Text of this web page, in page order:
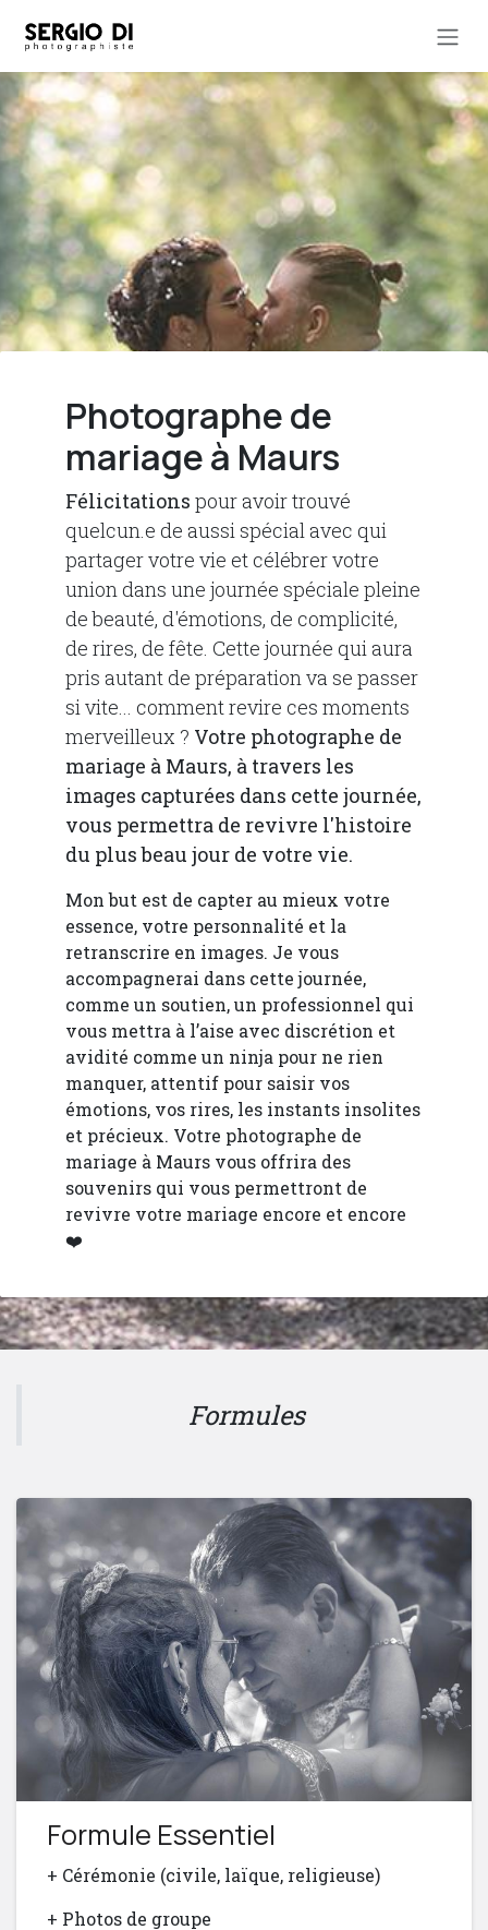
Photographe de
mariage à Maurs
Félicitations pour avoir trouvé
quelcun.e de aussi spécial avec qui
partager votre vie et célébrer votre
union dans une journée spéciale pleine
de beauté, d'émotions, de complicité,
de rires, de fête. Cette journée qui aura
pris autant de préparation va se passer
si vite... comment revire ces moments
merveilleux ? Votre photographe de
mariage à Maurs, à travers les
images capturées dans cette journée,
vous permettra de revivre l'histoire
du plus beau jour de votre vie.
Mon but est de capter au mieux votre
essence, votre personnalité et la
retranscrire en images. Je vous
accompagnerai dans cette journée,
comme un soutien, un professionnel qui
vous mettra à l’aise avec discrétion et
avidité comme un ninja pour ne rien
manquer, attentif pour saisir vos
émotions, vos rires, les instants insolites
et précieux. Votre photographe de
mariage à Maurs vous offrira des
souvenirs qui vous permettront de
revivre votre mariage encore et encore
❤️
Formules
Formule Essentiel
+ Cérémonie (civile, laïque, religieuse)
+ Photos de groupe